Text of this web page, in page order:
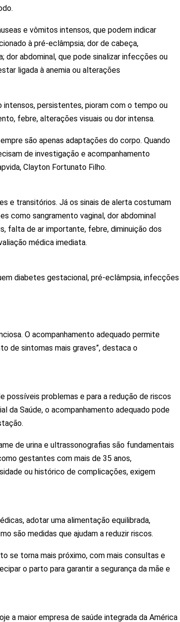
e vômitos intensos, que podem indicar
à pré-eclâmpsia; dor de cabeça,
dor abdominal, que pode sinalizar infecções ou
ligada à anemia ou alterações
intensos, persistentes, pioram com o tempo ou
febre, alterações visuais ou dor intensa.
são apenas adaptações do corpo. Quando
de investigação e acompanhamento
Clayton Fortunato Filho.
e transitórios. Já os sinais de alerta costumam
como sangramento vaginal, dor abdominal
falta de ar importante, febre, diminuição dos
médica imediata.
diabetes gestacional, pré-eclâmpsia, infecções
O acompanhamento adequado permite
de sintomas mais graves”, destaca o
problemas e para a redução de riscos
da Saúde, o acompanhamento adequado pode
de urina e ultrassonografias são fundamentais
gestantes com mais de 35 anos,
ou histórico de complicações, exigem
adotar uma alimentação equilibrada,
são medidas que ajudam a reduzir riscos.
se torna mais próximo, com mais consultas e
o parto para garantir a segurança da mãe e
a maior empresa de saúde integrada da América